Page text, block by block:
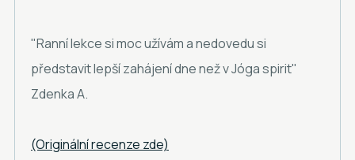
"Ranní lekce si moc užívám a nedovedu si
představit lepší zahájení dne než v Jóga spirit"
Zdenka A.
(Originální recenze zde)